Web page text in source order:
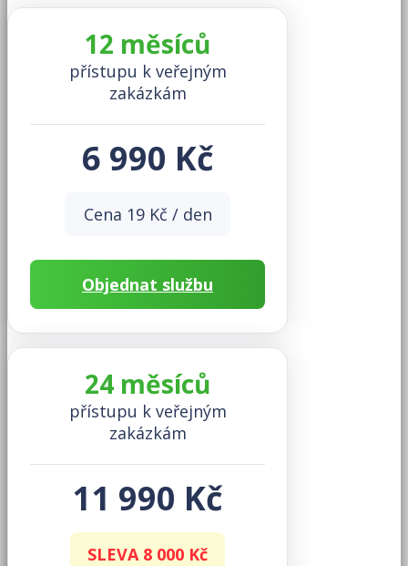
12 měsíců
přístupu k veřejným
zakázkám
6 990 Kč
Cena 19 Kč / den
Objednat službu
24 měsíců
přístupu k veřejným
zakázkám
11 990 Kč
SLEVA 8 000 Kč